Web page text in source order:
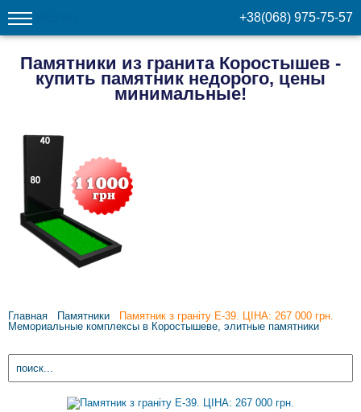
Памятники из гранита Коростышев -
купить памятник недорого, цены
минимальные!
Главная
Памятники
Мемориальные комплексы в Коростышеве, элитные памятники
Памятник з граніту Е-39. ЦІНА: 267 000 грн.
+38(068) 975-75-57